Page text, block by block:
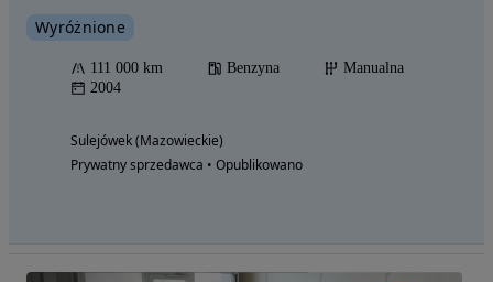
Wyróżnione
111 000 km Benzyna
Manualna
2004
Sulejówek (Mazowieckie)
Prywatny sprzedawca • Opublikowano